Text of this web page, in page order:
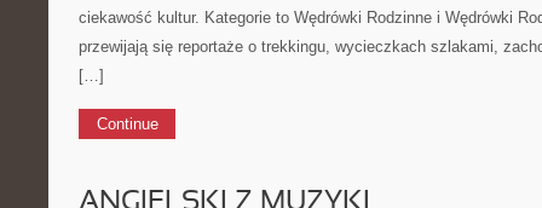
ciekawość kultur. Kategorie to Wędrówki Rodzinne i Wędrówki
przewijają się reportaże o trekkingu, wycieczkach szlakami,
[…]
Continue